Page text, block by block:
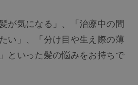
が気になる」、「治療中の間
い」、「分け目や生え際の薄
といった髪の悩みをお持ちで